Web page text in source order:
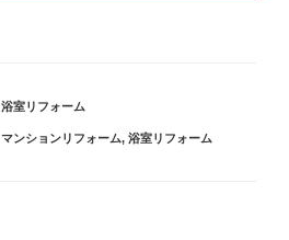
浴室リフォーム
マンションリフォーム, 浴室リフォーム